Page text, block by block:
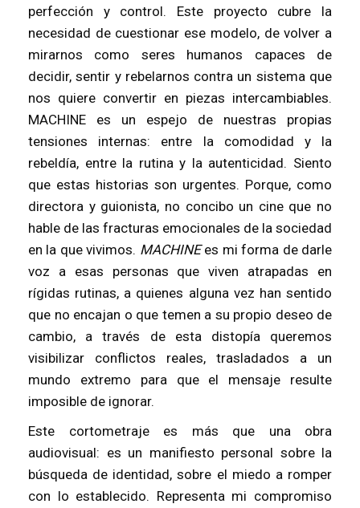
perfección y control. Este proyecto cubre la
necesidad de cuestionar ese modelo, de volver a
mirarnos como seres humanos capaces de
decidir, sentir y rebelarnos contra un sistema que
nos quiere convertir en piezas intercambiables.
MACHINE es un espejo de nuestras propias
tensiones internas: entre la comodidad y la
rebeldía, entre la rutina y la autenticidad. Siento
que estas historias son urgentes. Porque, como
directora y guionista, no concibo un cine que no
hable de las fracturas emocionales de la sociedad
en la que vivimos. MACHINEes mi forma de darle
voz a esas personas que viven atrapadas en
rígidas rutinas, a quienes alguna vez han sentido
que no encajan o que temen a su propio deseo de
cambio, a través de esta distopía queremos
visibilizar conflictos reales, trasladados a un
mundo extremo para que el mensaje resulte
imposible de ignorar.
Este cortometraje es más que una obra
audiovisual: es un manifiesto personal sobre la
búsqueda de identidad, sobre el miedo a romper
con lo establecido. Representa mi compromiso